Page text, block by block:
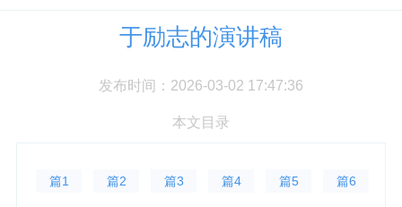
于励志的演讲稿
发布时间：2026-03-02 17:47:36
本文目录
篇1 篇2 篇3 篇4 篇5 篇6